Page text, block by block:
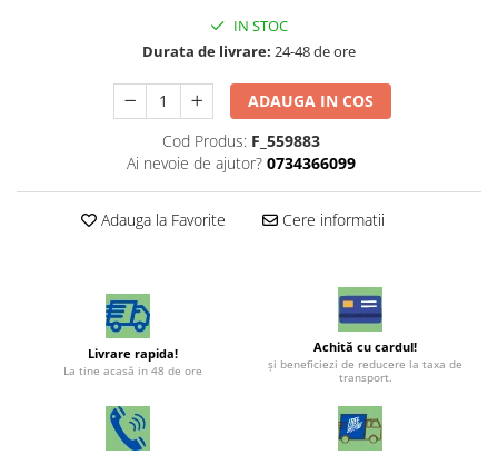
IN STOC
Durata de livrare: 24-48 de ore
ADAUGA IN COS
Cod Produs: F_559883
Ai nevoie de ajutor? 0734366099
Adauga la Favorite Cere informatii
Livrare rapida!
La tine acasă in 48 de ore
Achită cu cardul!
şi beneficiezi de reducere la taxa de
transport.